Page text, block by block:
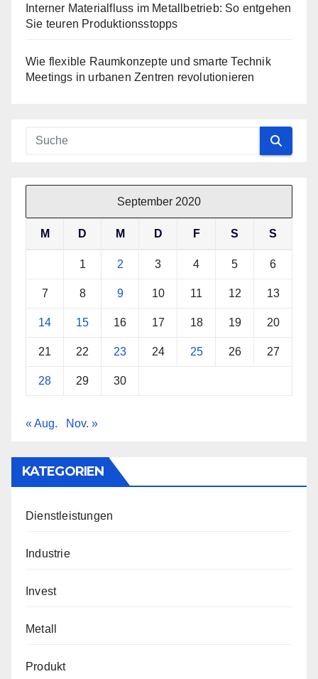
Interner Materialfluss im Metallbetrieb: So entgehen
Sie teuren Produktionsstopps
Wie flexible Raumkonzepte und smarte Technik
Meetings in urbanen Zentren revolutionieren
September 2020
M D M D F S S
1 2 3 4 5 6
7 8 9 10 11 12 13
14 15 16 17 18 19 20
21 22 23 24 25 26 27
28 29 30
« Aug. Nov. »
KATEGORIEN
Dienstleistungen
Industrie
Invest
Metall
Produkt